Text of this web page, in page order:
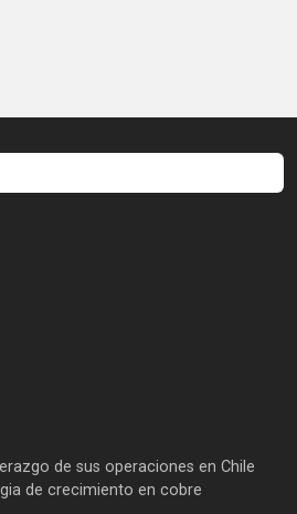
de sus operaciones en Chile
de crecimiento en cobre